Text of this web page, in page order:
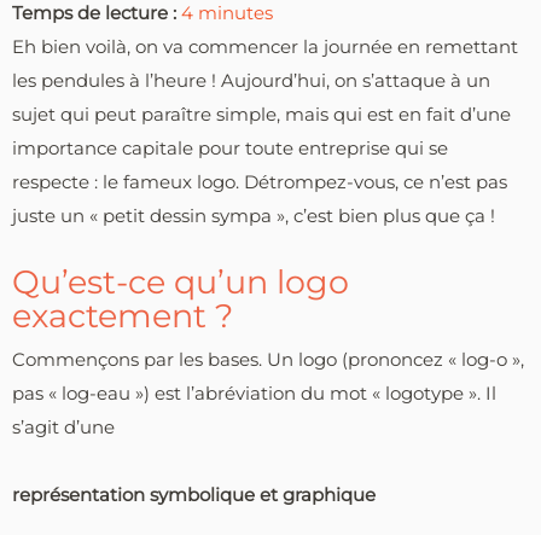
Temps de lecture : 4 minutes
Eh bien voilà, on va commencer la journée en remettant
les pendules à l’heure ! Aujourd’hui, on s’attaque à un
sujet qui peut paraître simple, mais qui est en fait d’une
importance capitale pour toute entreprise qui se
respecte : le fameux logo. Détrompez-vous, ce n’est pas
juste un « petit dessin sympa », c’est bien plus que ça !
Qu’est-ce qu’un logo
exactement ?
Commençons par les bases. Un logo (prononcez « log-o »,
pas « log-eau ») est l’abréviation du mot « logotype ». Il
s’agit d’une
représentation symbolique et graphique